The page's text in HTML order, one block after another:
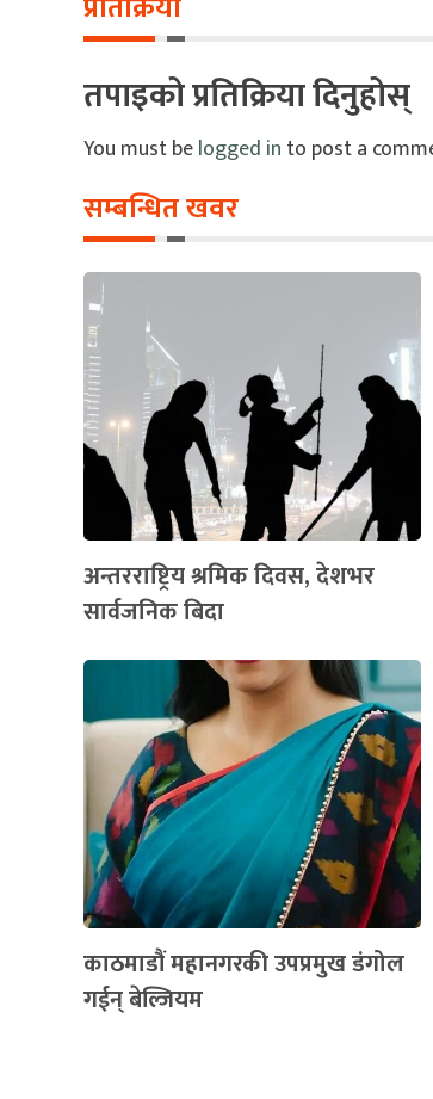
तपाइको प्रतिक्रिया दिनुहोस्
You must belogged in to post a
सम्बन्धित खवर
अन्तरराष्ट्रिय श्रमिक दिवस, देशभर
सार्वजनिक बिदा
काठमाडौं महानगरकी उपप्रमुख डंगोल
गईन् बेल्जियम